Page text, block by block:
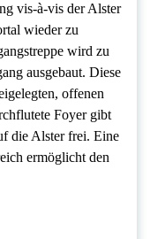
vis-à-vis der Alster
wieder zu
wird zu
ausgebaut. Diese
offenen
Foyer gibt
die Alster frei. Eine
ermöglicht den